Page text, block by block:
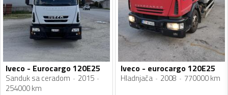
Iveco - Eurocargo 120E25
Sanduk sa ceradom
2015
254000 km
Iveco - eurocargo 120E25
Hladnjača 2008 770000 km